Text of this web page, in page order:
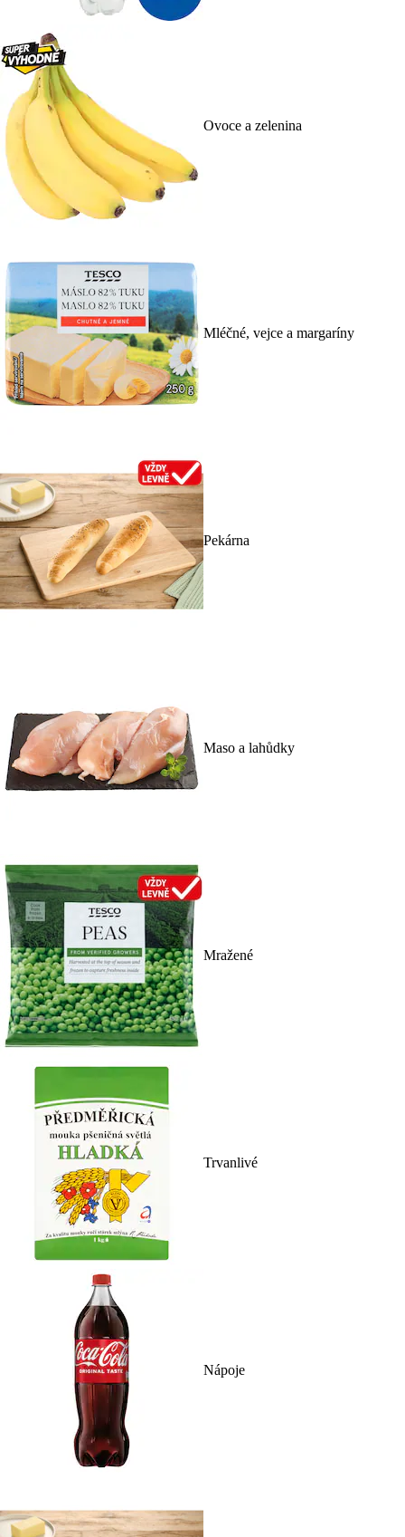
Ovoce a zelenina
Mléčné, vejce a margaríny
Pekárna
Maso a lahůdky
Mražené
Trvanlivé
Nápoje